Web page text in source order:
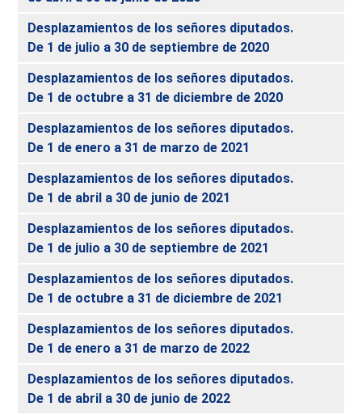
Desplazamientos de los señores diputados.
De 1 de julio a 30 de septiembre de 2020
Desplazamientos de los señores diputados.
De 1 de octubre a 31 de diciembre de 2020
Desplazamientos de los señores diputados.
De 1 de enero a 31 de marzo de 2021
Desplazamientos de los señores diputados.
De 1 de abril a 30 de junio de 2021
Desplazamientos de los señores diputados.
De 1 de julio a 30 de septiembre de 2021
Desplazamientos de los señores diputados.
De 1 de octubre a 31 de diciembre de 2021
Desplazamientos de los señores diputados.
De 1 de enero a 31 de marzo de 2022
Desplazamientos de los señores diputados.
De 1 de abril a 30 de junio de 2022